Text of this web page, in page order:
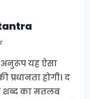
यह ऐसा
प्रधानता होगी। द
शब्द का मतलब